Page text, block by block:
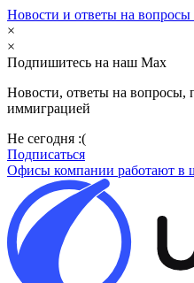
Новости и ответы на
×
×
Подпишитесь на наш Max
Новости, ответы на вопросы,
иммиграцией
Не сегодня :(
Подписаться
Офисы компании работают в